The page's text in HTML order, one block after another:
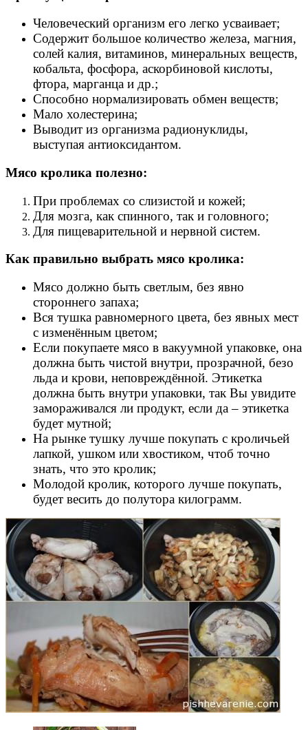
Человеческий организм его легко усваивает;
Содержит большое количество железа, магния,
солей калия, витаминов, минеральных веществ,
кобальта, фосфора, аскорбиновой кислоты,
фтора, марганца и др.;
Способно нормализировать обмен веществ;
Мало холестерина;
Выводит из организма радионуклиды,
выступая антиоксидантом.
Мясо кролика полезно:
При проблемах со слизистой и кожей;
Для мозга, как спинного, так и головного;
Для пищеварительной и нервной систем.
Как правильно выбрать мясо кролика:
Мясо должно быть светлым, без явно
стороннего запаха;
Вся тушка равномерного цвета, без явных мест
с изменённым цветом;
Если покупаете мясо в вакуумной упаковке, она
должна быть чистой внутри, прозрачной, безо
льда и крови, неповреждённой. Этикетка
должна быть внутри упаковки, так Вы увидите
замораживался ли продукт, если да – этикетка
будет мутной;
На рынке тушку лучше покупать с кроличьей
лапкой, ушком или хвостиком, чтоб точно
знать, что это кролик;
Молодой кролик, которого лучше покупать,
будет весить до полутора килограмм.